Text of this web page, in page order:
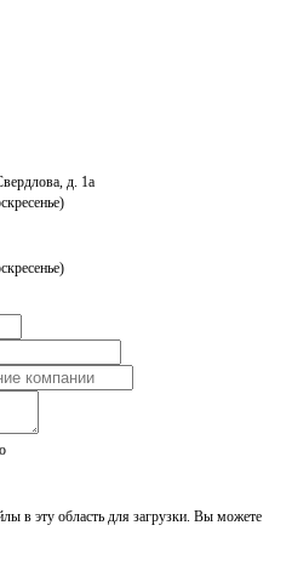
д. 1а
в эту область для загрузки. Вы можете